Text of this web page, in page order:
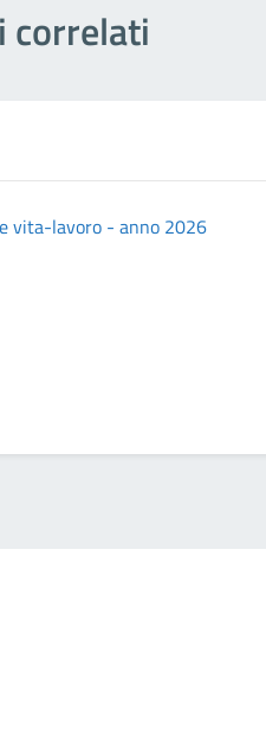
correlati
vita-lavoro - anno 2026